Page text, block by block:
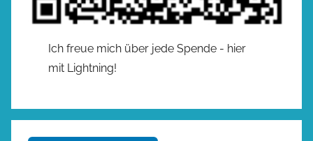
Ich freue mich über jede Spende - hier
mit Lightning!